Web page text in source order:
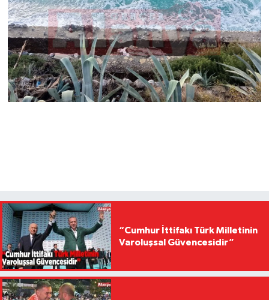
“Cumhur İttifakı Türk Milletinin
Varoluşsal Güvencesidir”